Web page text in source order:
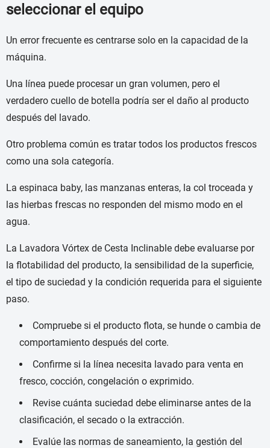
seleccionar el equipo
Un error frecuente es centrarse solo en la capacidad de la
máquina.
Una línea puede procesar un gran volumen, pero el
verdadero cuello de botella podría ser el daño al producto
después del lavado.
Otro problema común es tratar todos los productos frescos
como una sola categoría.
La espinaca baby, las manzanas enteras, la col troceada y
las hierbas frescas no responden del mismo modo en el
agua.
La Lavadora Vórtex de Cesta Inclinable debe evaluarse por
la flotabilidad del producto, la sensibilidad de la superficie,
el tipo de suciedad y la condición requerida para el siguiente
paso.
Compruebe si el producto flota, se hunde o cambia de
comportamiento después del corte.
Confirme si la línea necesita lavado para venta en
fresco, cocción, congelación o exprimido.
Revise cuánta suciedad debe eliminarse antes de la
clasificación, el secado o la extracción.
Evalúe las normas de saneamiento, la gestión del